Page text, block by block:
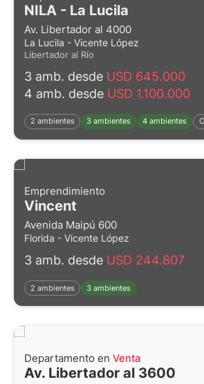
NILA - La Lucila
Av. Libertador al 4000
La Lucila - Vicente López
Libertador al Río
3 amb. desde USD 645.000
4 amb. desde USD 1.100.000
2 ambientes 3 ambientes 4 ambientes
Emprendimiento
Vincent
Avenida Maipú 600
Florida - Vicente López
3 amb. desde USD 244.807
2 ambientes 3 ambientes
Departamento en Venta
Av. Libertador al 3600